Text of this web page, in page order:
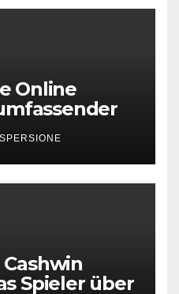
Online
Spieler über